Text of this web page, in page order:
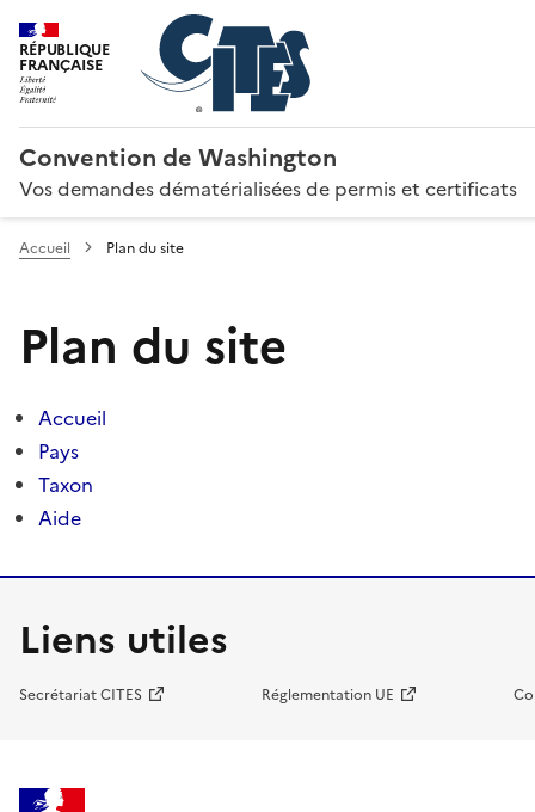
RÉPUBLIQUE
FRANÇAISE
Convention de Washington
Vos demandes dématérialisées de permis et certificats
Accueil Plan du site
Plan du site
Accueil
Pays
Taxon
Aide
Liens utiles
Secrétariat CITES Réglementation UE